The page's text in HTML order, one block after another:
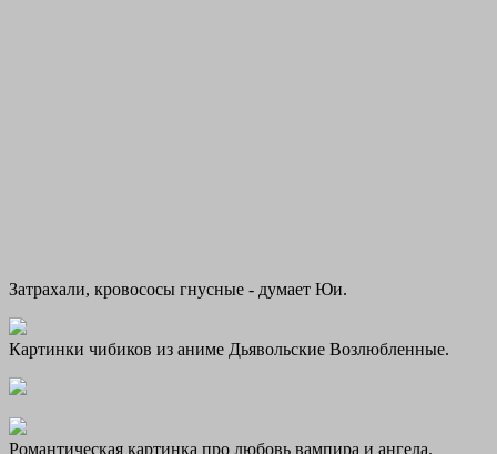
Затрахали, кровососы гнусные - думает Юи.
Картинки чибиков из аниме Дьявольские Возлюбленные.
Романтическая картинка про любовь вампира и ангела.